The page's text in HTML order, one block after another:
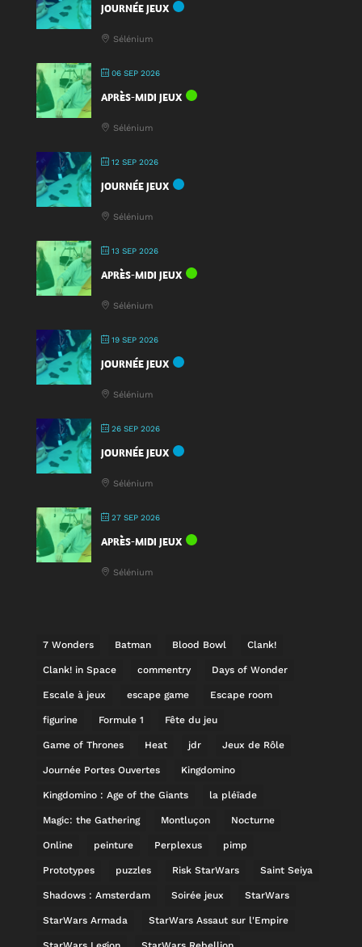
JOURNÉE JEUX
Sélénium
06 SEP 2026
APRÈS-MIDI JEUX
Sélénium
12 SEP 2026
JOURNÉE JEUX
Sélénium
13 SEP 2026
APRÈS-MIDI JEUX
Sélénium
19 SEP 2026
JOURNÉE JEUX
Sélénium
26 SEP 2026
JOURNÉE JEUX
Sélénium
27 SEP 2026
APRÈS-MIDI JEUX
Sélénium
7 Wonders Batman Blood Bowl Clank!
Clank! in Space commentry Days of Wonder
Escale à jeux escape game Escape room
figurine Formule 1 Fête du jeu
Game of Thrones Heat jdr Jeux de Rôle
Journée Portes Ouvertes Kingdomino
Kingdomino : Age of the Giants la pléïade
Magic: the Gathering Montluçon Nocturne
Online peinture Perplexus pimp
Prototypes puzzles Risk StarWars Saint Seiya
Shadows : Amsterdam Soirée jeux StarWars
StarWars Armada StarWars Assaut sur l'Empire